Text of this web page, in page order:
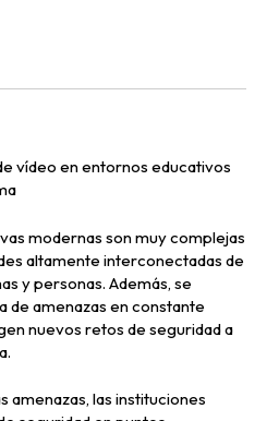
vídeo en entornos educativos
modernas son muy complejas
altamente interconectadas de
y personas. Además, se
de amenazas en constante
nuevos retos de seguridad a
amenazas, las instituciones